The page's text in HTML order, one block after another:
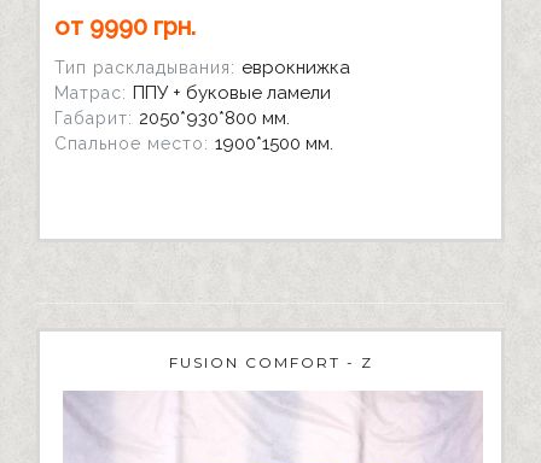
от 9990 грн.
Тип раскладывания: еврокнижка
Матрас: ППУ + буковые ламели
Габарит: 2050*930*800 мм.
Спальное место: 1900*1500 мм.
FUSION COMFORT - Z